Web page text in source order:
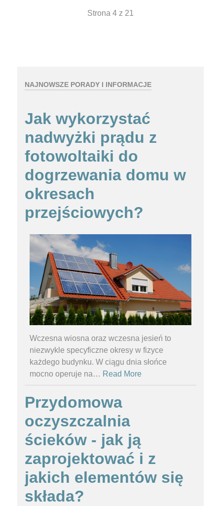
Strona 4 z 21
NAJNOWSZE PORADY I INFORMACJE
Jak wykorzystać
nadwyżki prądu z
fotowoltaiki do
dogrzewania domu w
okresach
przejściowych?
Wczesna wiosna oraz wczesna jesień to
niezwykle specyficzne okresy w fizyce
każdego budynku. W ciągu dnia słońce
mocno operuje na… Read More
Przydomowa
oczyszczalnia
ścieków - jak ją
zaprojektować i z
jakich elementów się
składa?